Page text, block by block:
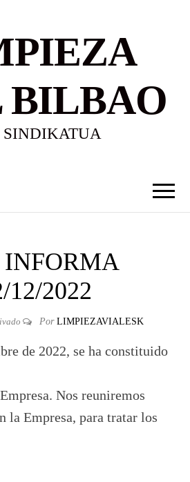
SINDIKATUA
INFORMA
12/2022
Por LIMPIEZAVIALESK
de 2022, se ha constituido
Nos reuniremos
la Empresa, para tratar los